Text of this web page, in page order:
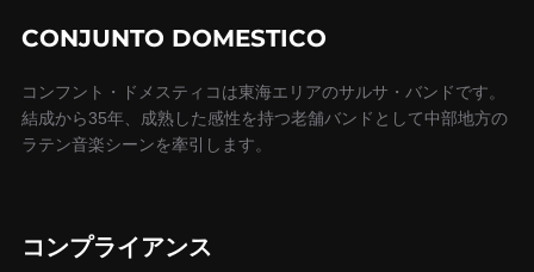
ー
ョ
CONJUNTO DOMESTICO
コンフント・ドメスティコは東海エリアのサルサ・バンドです。
結成から35年、成熟した感性を持つ老舗バンドとして中部地方の
ラテン音楽シーンを牽引します。
コンプライアンス